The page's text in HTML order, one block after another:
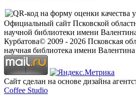
Официальный сайт Псковской
научной библиотеки имени
Курбатова© 2009 - 2026 Псковская
научная библиотека имени
Сайт сделан на основе дизайна
Coffee Studio